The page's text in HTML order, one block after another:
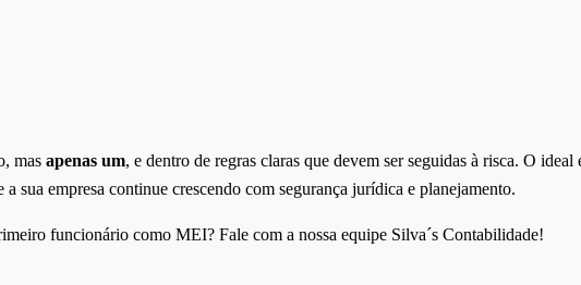
mas apenas um, e dentro de regras claras que devem ser seguidas à risca. O
a sua empresa continue crescendo com segurança jurídica e planejamento.
funcionário como MEI? Fale com a nossa equipe Silva´s Contabilidade!